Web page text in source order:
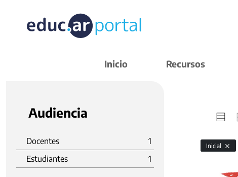
Inicio Recursos
Audiencia
Docentes
1
Estudiantes
1
Inicial